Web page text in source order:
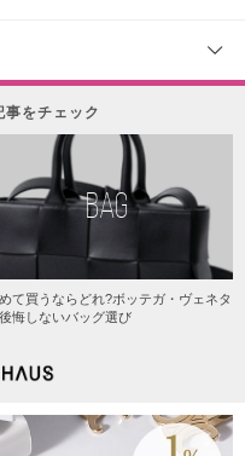
事をチェック
BAG
て買うならどれ?ボッテガ・ヴェネタ
悔しないバッグ選び